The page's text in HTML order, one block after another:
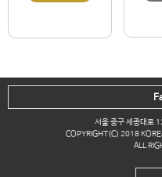
서울 중구 세종대
COPYRIGHT(C) 2018
ALL